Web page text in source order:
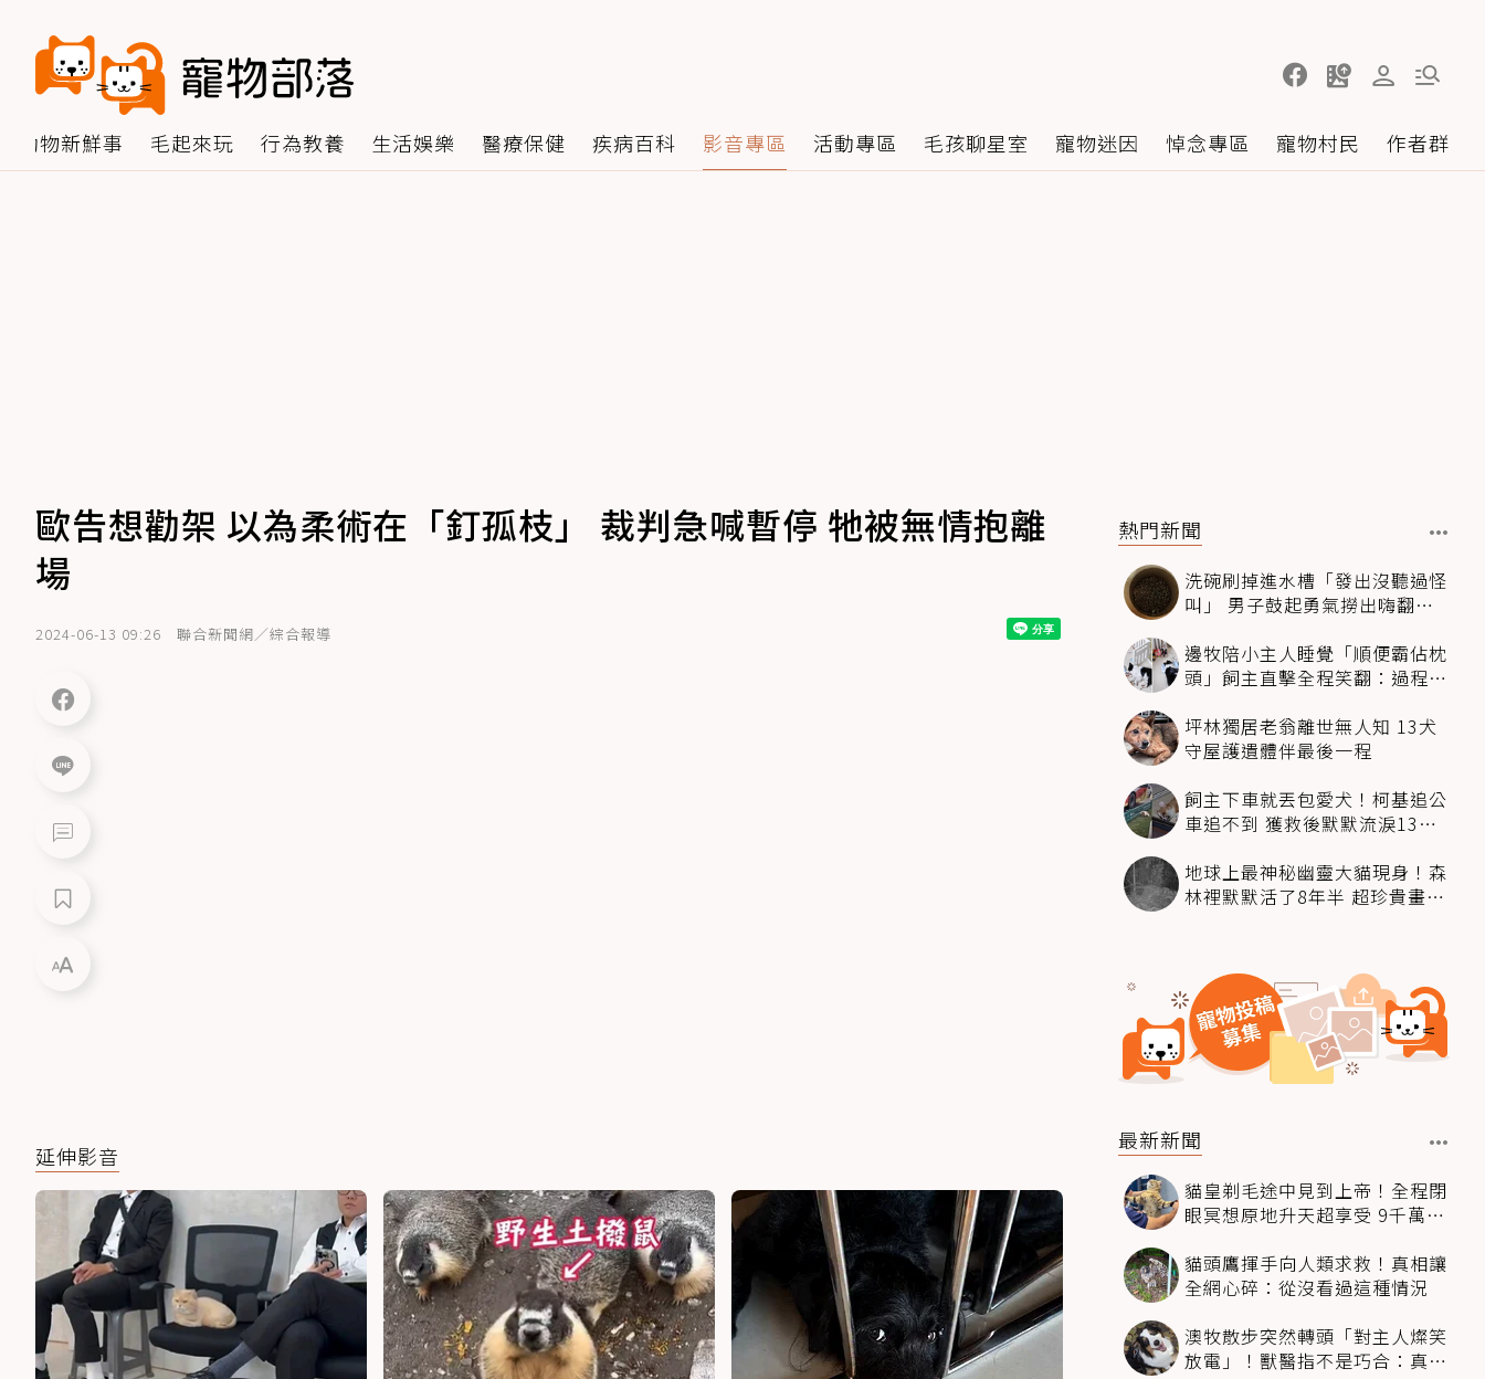
動物新鮮事 毛起來玩 行為教養 生活娛樂 醫療保健 疾病百科 影音專區 活動專區 毛孩聊星室 寵物迷因 悼念專區 寵物村民 作者群
歐告想勸架 以為柔術在「釘孤枝」 裁判急喊暫停 牠被無情抱離
場
2024-06-13 09:26 聯合新聞網／綜合報導
延伸影音
熱門新聞
洗碗刷掉進水槽「發出沒聽過怪
叫」 男子鼓起勇氣撈出嗨翻：
邊牧陪小主人睡覺「順便霸佔枕
頭」飼主直擊全程笑翻：過程絲
坪林獨居老翁離世無人知 13犬
守屋護遺體伴最後一程
飼主下車就丟包愛犬！柯基追公
車追不到 獲救後默默流淚13萬
地球上最神秘幽靈大貓現身！森
林裡默默活了8年半 超珍貴畫面
最新新聞
貓皇剃毛途中見到上帝！全程閉
眼冥想原地升天超享受 9千萬人
貓頭鷹揮手向人類求救！真相讓
全網心碎：從沒看過這種情況
澳牧散步突然轉頭「對主人燦笑
放電」！獸醫指不是巧合：真相